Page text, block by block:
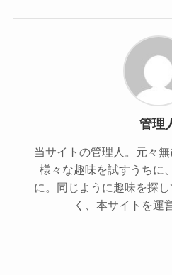
管理
当サイトの管理人。元々無
様々な趣味を試すうちに
に。同じように趣味を探
く、本サイトを運